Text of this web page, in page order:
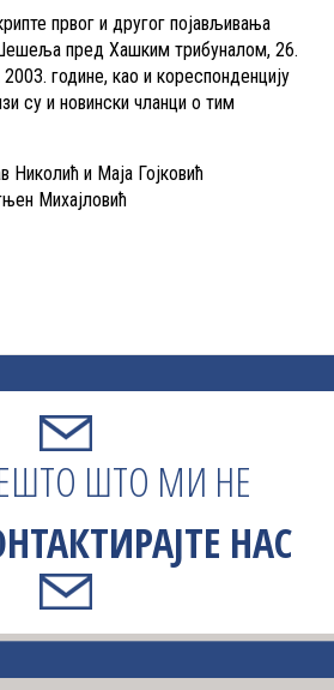
првог и другог појављивања
пред Хашким трибуналом, 26.
године, као и кореспонденцију
су и новински чланци о тим
Николић и Маја Гојковић
Михајловић
ШТО МИ НЕ
НАС